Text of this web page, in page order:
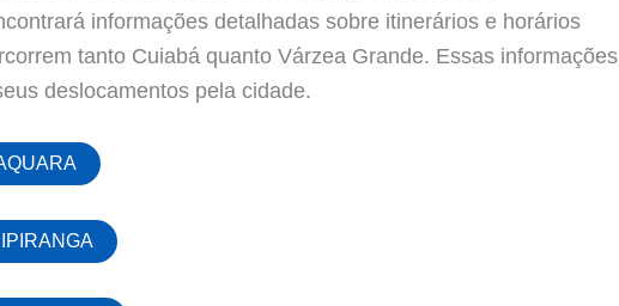
informações detalhadas sobre itinerários e horários
tanto Cuiabá quanto Várzea Grande. Essas informações
deslocamentos pela cidade.